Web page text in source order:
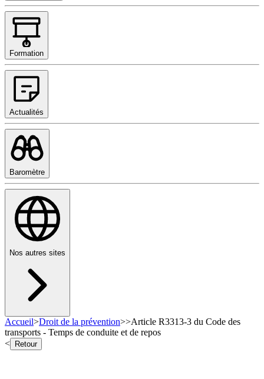
Formation
Actualités
Baromètre
Nos autres sites
Accueil>Droit de la prévention>>Article R3313-3 du Code des
transports - Temps de conduite et de repos
<
Retour